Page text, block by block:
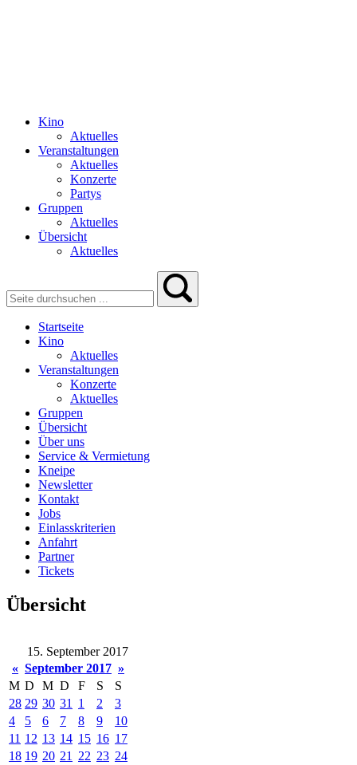
Kino
Aktuelles
Veranstaltungen
Aktuelles
Konzerte
Partys
Gruppen
Aktuelles
Übersicht
Aktuelles
Startseite
Kino
Aktuelles
Veranstaltungen
Konzerte
Aktuelles
Gruppen
Übersicht
Über uns
Service & Vermietung
Kneipe
Newsletter
Kontakt
Jobs
Einlasskriterien
Anfahrt
Partner
Tickets
Übersicht
15. September 2017
« September 2017 »
M D M D F S
S
28 29 30 31 1 2
3
4
5 6 7 8 9
10
11 12 13 14 15 16 17
18 19 20 21 22 23 24